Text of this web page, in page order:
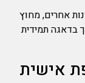
אחרים, מחוץ
בדאגה תמידית
אישית